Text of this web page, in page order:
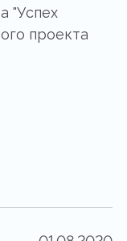
"Успех
проекта